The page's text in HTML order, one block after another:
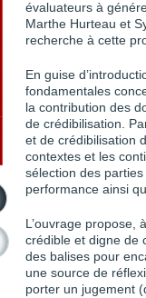
évaluateurs à
Marthe Hurteau et
recherche à cette
En guise
fondamentales
la contribution des
de crédibilisation.
et de crédibilisation
contextes et les
sélection des
performance ainsi
L’ouvrage propose,
crédible et digne de
des balises pour
une source de
porter un jugement